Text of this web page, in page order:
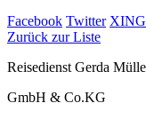
Facebook Twitter XING
Zurück zur Liste
Reisedienst Gerda
GmbH & Co.KG